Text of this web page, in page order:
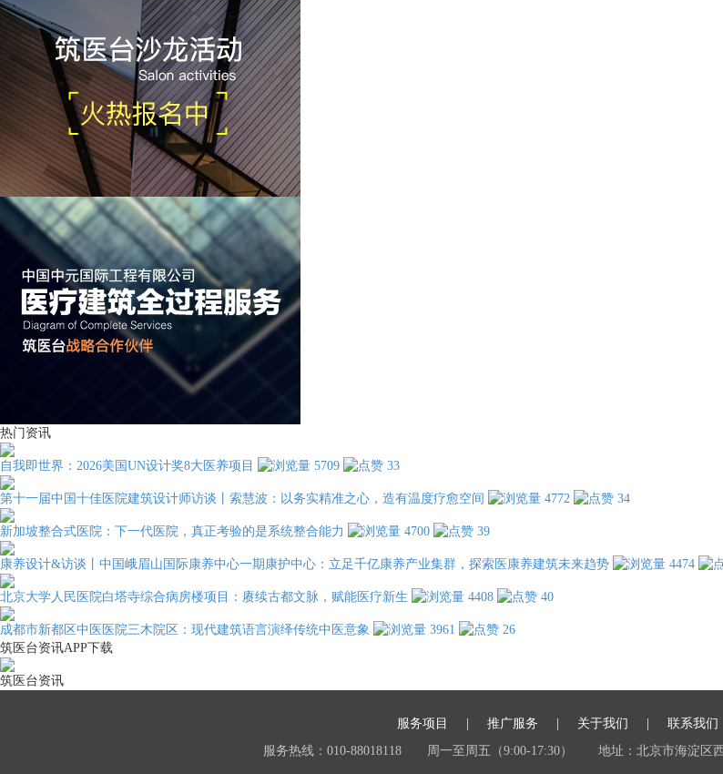
热门资讯
自我即世界：2026美国UN设计奖8大医养项目 5709 33
第十一届中国十佳医院建筑设计师访谈丨索慧波：以务实精准之心，造有温度疗愈空间 4772 34
新加坡整合式医院：下一代医院，真正考验的是系统整合能力 4700 39
康养设计&访谈丨中国峨眉山国际康养中心一期康护中心：立足千亿康养产业集群，探索医康养建筑未来趋势 4474
北京大学人民医院白塔寺综合病房楼项目：赓续古都文脉，赋能医疗新生 4408 40
成都市新都区中医医院三木院区：现代建筑语言演绎传统中医意象 3961
26
筑医台资讯APP下载
筑医台资讯
服务项目 推广服务 关于我们 联系我们
服务热线：010-88018118
周一至周五（9:00-17:30） 地址：北京市海淀区